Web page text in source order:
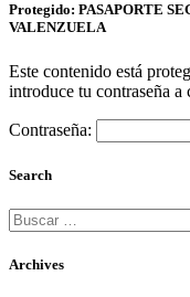
Protegido: PASAPORTE
VALENZUELA
Este contenido está
introduce tu contraseña a
Contraseña:
Search
Buscar:
Archives